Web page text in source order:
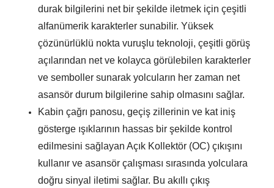
durak bilgilerini net bir şekilde iletmek için çeşitli
alfanümerik karakterler sunabilir. Yüksek
çözünürlüklü nokta vuruşlu teknoloji, çeşitli görüş
açılarından net ve kolayca görülebilen karakterler
ve semboller sunarak yolcuların her zaman net
asansör durum bilgilerine sahip olmasını sağlar.
Kabin çağrı panosu, geçiş zillerinin ve kat iniş
gösterge ışıklarının hassas bir şekilde kontrol
edilmesini sağlayan Açık Kollektör (OC) çıkışını
kullanır ve asansör çalışması sırasında yolculara
doğru sinyal iletimi sağlar. Bu akıllı çıkış